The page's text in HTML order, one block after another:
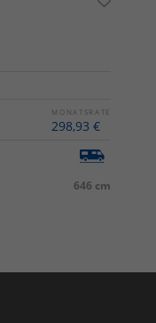
MONATSRATE
298,93 €
646 cm